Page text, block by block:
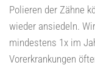
Polieren der Zähne
wieder ansiedeln.
mindestens 1x im
Vorerkrankungen